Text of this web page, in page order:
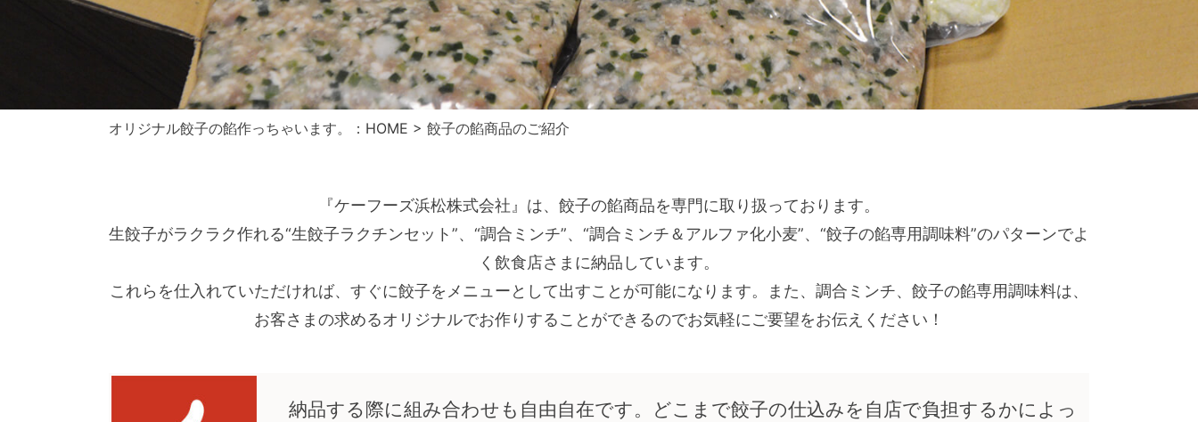
オリジナル餃子の餡作っちゃいます。： HOME > 餃子の餡商品のご紹介
『ケーフーズ浜松株式会社』は、餃子の餡商品を専門に取り扱っております。
生餃子がラクラク作れる“生餃子ラクチンセット”、“調合ミンチ”、“調合ミンチ＆アルファ化小麦”、“餃子の餡専用調味料”のパターンでよ
く飲食店さまに納品しています。
これらを仕入れていただければ、すぐに餃子をメニューとして出すことが可能になります。また、調合ミンチ、餃子の餡専用調味料は、
お客さまの求めるオリジナルでお作りすることができるのでお気軽にご要望をお伝えください！
納品する際に組み合わせも自由自在です。どこまで餃子の仕込みを自店で負担するかによっ